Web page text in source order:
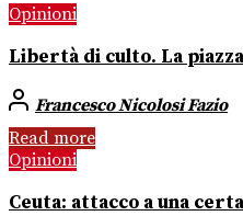
Opinioni
Libertà di culto. La
Francesco Nicolosi Fazio
Read more
Opinioni
Ceuta: attacco a una